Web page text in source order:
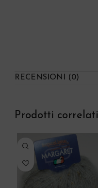
RECENSIONI (0)
Prodotti correlati